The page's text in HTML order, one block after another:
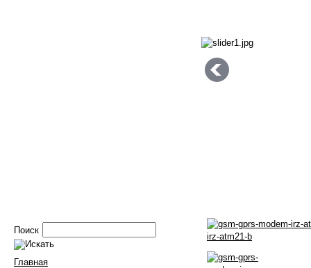
Поиск
Главная